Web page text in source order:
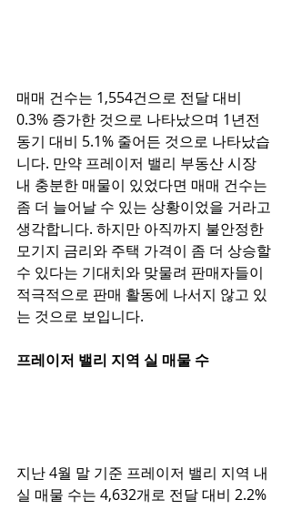
매매 건수는 1,554건으로 전달 대비
0.3% 증가한 것으로 나타났으며 1년전
동기 대비 5.1% 줄어든 것으로 나타났습
니다. 만약 프레이저 밸리 부동산 시장
내 충분한 매물이 있었다면 매매 건수는
좀 더 늘어날 수 있는 상황이었을 거라고
생각합니다. 하지만 아직까지 불안정한
모기지 금리와 주택 가격이 좀 더 상승할
수 있다는 기대치와 맞물려 판매자들이
적극적으로 판매 활동에 나서지 않고 있
는 것으로 보입니다.
프레이저 밸리 지역 실 매물 수
지난 4월 말 기준 프레이저 밸리 지역 내
실 매물 수는 4,632개로 전달 대비 2.2%